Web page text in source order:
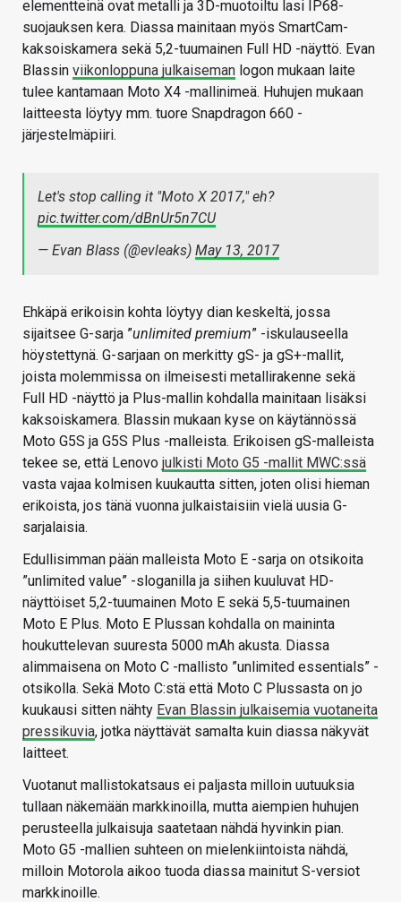
elementteinä ovat metalli ja 3D-muotoiltu lasi IP68-
suojauksen kera. Diassa mainitaan myös SmartCam-
kaksoiskamera sekä 5,2-tuumainen Full HD -näyttö. Evan
Blassin viikonloppuna julkaiseman logon mukaan laite
tulee kantamaan Moto X4 -mallinimeä. Huhujen mukaan
laitteesta löytyy mm. tuore Snapdragon 660 -
järjestelmäpiiri.
Let's stop calling it "Moto X 2017," eh?
pic.twitter.com/dBnUr5n7CU
— Evan Blass (@evleaks) May 13, 2017
Ehkäpä erikoisin kohta löytyy dian keskeltä, jossa
sijaitsee G-sarja ”unlimited premium” -iskulauseella
höystettynä. G-sarjaan on merkitty gS- ja gS+-mallit,
joista molemmissa on ilmeisesti metallirakenne sekä
Full HD -näyttö ja Plus-mallin kohdalla mainitaan lisäksi
kaksoiskamera. Blassin mukaan kyse on käytännössä
Moto G5S ja G5S Plus -malleista. Erikoisen gS-malleista
tekee se, että Lenovo julkisti Moto G5 -mallit MWC:ssä
vasta vajaa kolmisen kuukautta sitten, joten olisi hieman
erikoista, jos tänä vuonna julkaistaisiin vielä uusia G-
sarjalaisia.
Edullisimman pään malleista Moto E -sarja on otsikoita
”unlimited value” -sloganilla ja siihen kuuluvat HD-
näyttöiset 5,2-tuumainen Moto E sekä 5,5-tuumainen
Moto E Plus. Moto E Plussan kohdalla on maininta
houkuttelevan suuresta 5000 mAh akusta. Diassa
alimmaisena on Moto C -mallisto ”unlimited essentials” -
otsikolla. Sekä Moto C:stä että Moto C Plussasta on jo
kuukausi sitten nähty Evan Blassin julkaisemia vuotaneita
pressikuvia, jotka näyttävät samalta kuin diassa näkyvät
laitteet.
Vuotanut mallistokatsaus ei paljasta milloin uutuuksia
tullaan näkemään markkinoilla, mutta aiempien huhujen
perusteella julkaisuja saatetaan nähdä hyvinkin pian.
Moto G5 -mallien suhteen on mielenkiintoista nähdä,
milloin Motorola aikoo tuoda diassa mainitut S-versiot
markkinoille.